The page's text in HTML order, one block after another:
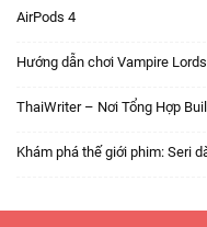
AirPods 4
Hướng dẫn chơi Vampire
ThaiWriter – Nơi Tổng Hợp
Khám phá thế giới phim: Seri